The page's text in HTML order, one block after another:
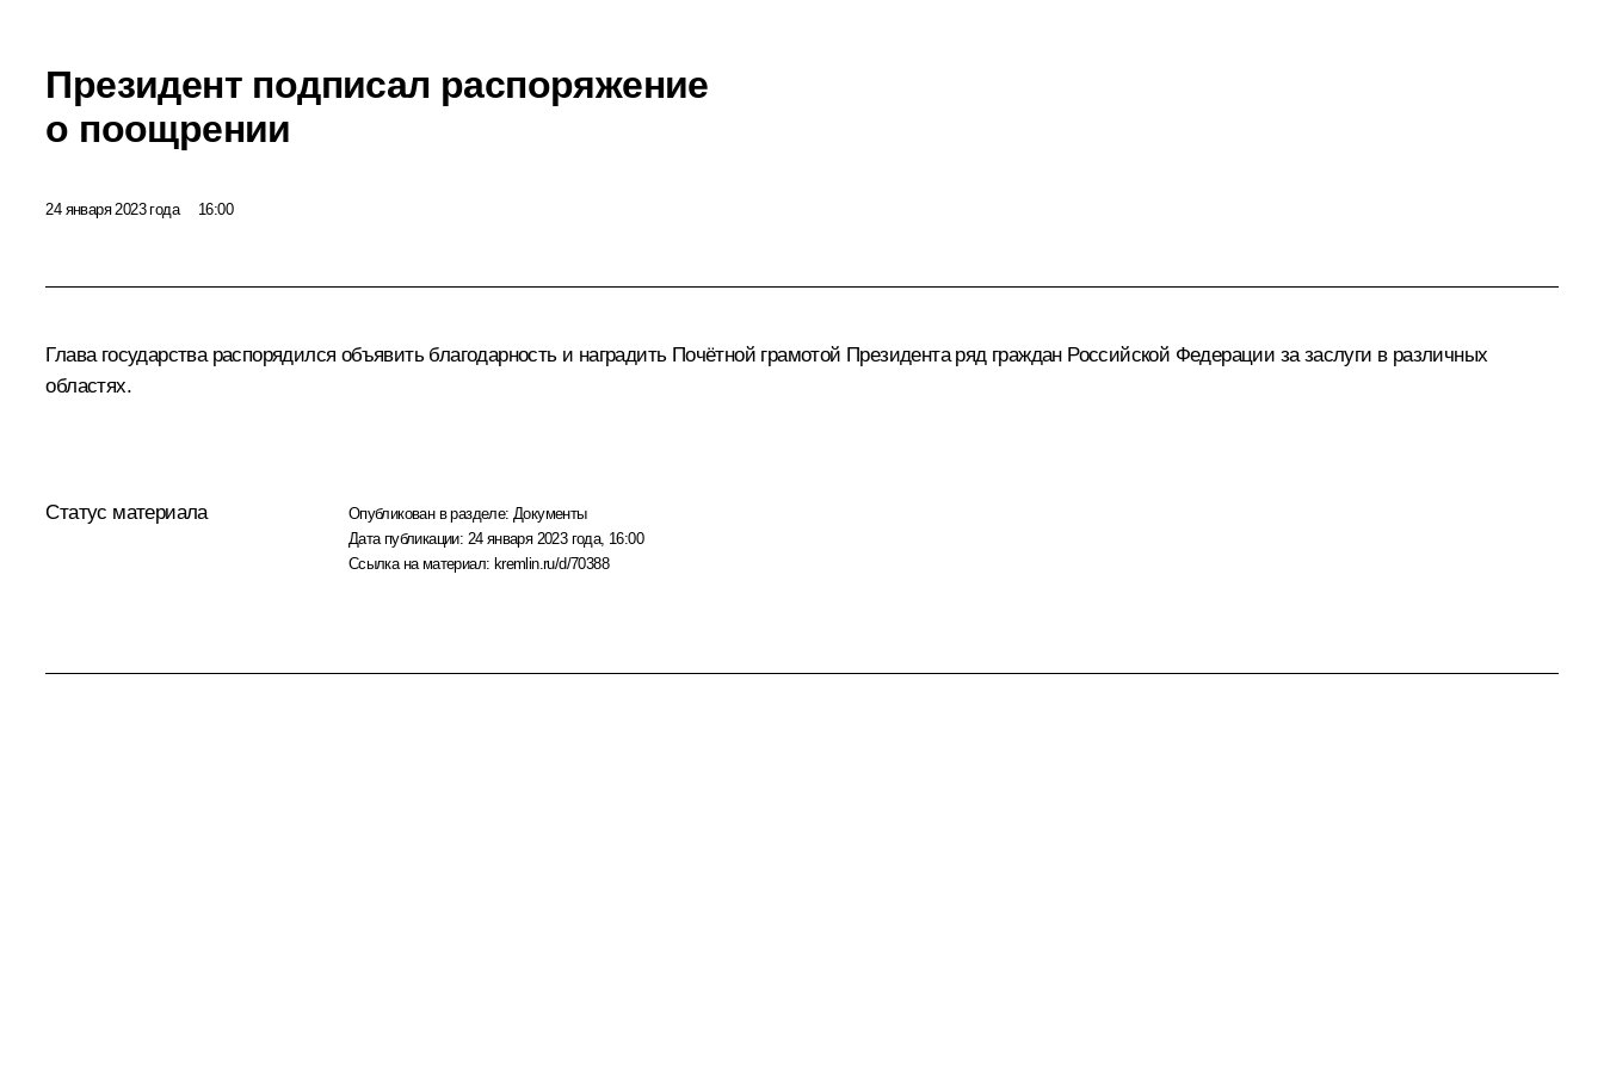
Президент подписал распоряжение
о поощрении
24 января 2023 года 16:00
Глава государства распорядился объявить благодарность и наградить Почётной грамотой Президента ряд граждан Российской Федерации за заслуги в различных
областях.
Статус материала Опубликован в разделе:Документы
Дата публикации: 24 января 2023 года, 16:00
Ссылка на материал: kremlin.ru/d/70388